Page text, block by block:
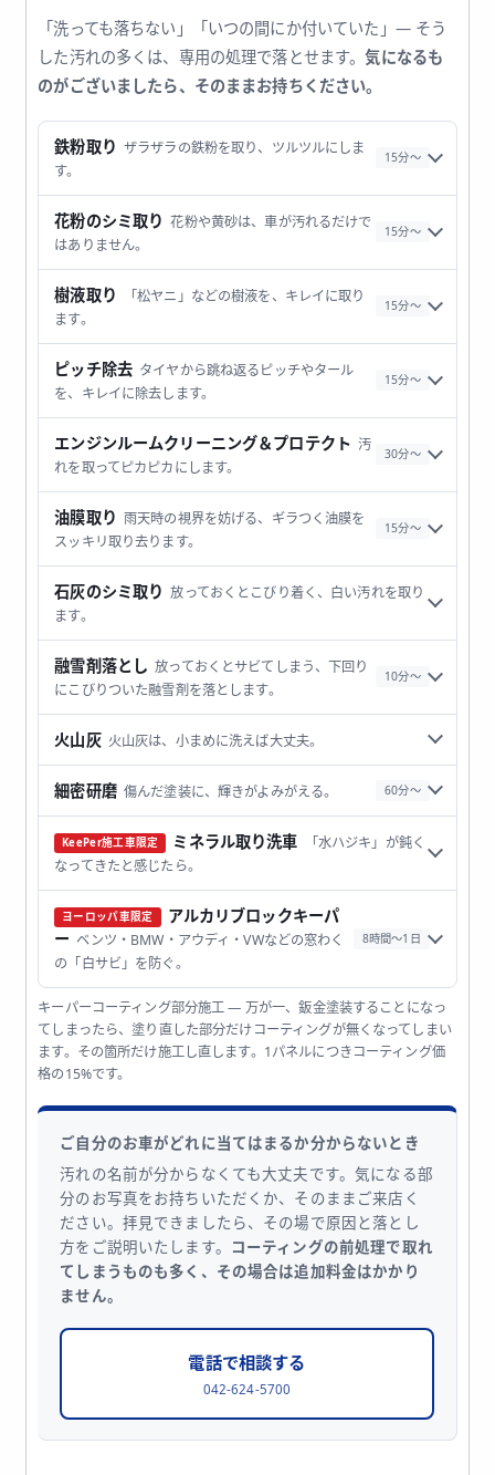
「洗っても落ちない」「いつの間にか付いていた」— そう
した汚れの多くは、専用の処理で落とせます。気になるも
のがございましたら、そのままお持ちください。
鉄粉取り ザラザラの鉄粉を取り、ツルツルにしま
す。
15分〜
花粉のシミ取り 花粉や黄砂は、車が汚れるだけで
はありません。
15分〜
樹液取り
「松ヤニ」などの樹液を、キレイに取り
ます。
15分〜
ピッチ除去 タイヤから跳ね返るピッチやタール
を、キレイに除去します。
15分〜
エンジンルームクリーニング＆プロテクト 汚
れを取ってピカピカにします。
30分〜
油膜取り 雨天時の視界を妨げる、ギラつく油膜を
スッキリ取り去ります。
15分〜
石灰のシミ取り 放っておくとこびり着く、白い汚れを取り
ます。
融雪剤落とし 放っておくとサビてしまう、下回り
にこびりついた融雪剤を落とします。
10分〜
火山灰 火山灰は、小まめに洗えば大丈夫。
細密研磨 傷んだ塗装に、輝きがよみがえる。 60分〜
KeePer施工車限定 ミネラル取り洗車
「水ハジキ」が鈍く
なってきたと感じたら。
ヨーロッパ車限定
アルカリブロックキーパ
ー ベンツ・BMW・アウディ・VWなどの窓わく
の「白サビ」を防ぐ。
8時間〜1日
キーパーコーティング部分施工— 万が一、鈑金塗装することになっ
てしまったら、塗り直した部分だけコーティングが無くなってしまい
ます。その箇所だけ施工し直します。1パネルにつきコーティング価
格の15%です。
ご自分のお車がどれに当てはまるか分からないとき
汚れの名前が分からなくても大丈夫です。気になる部
分のお写真をお持ちいただくか、そのままご来店く
ださい。拝見できましたら、その場で原因と落とし
方をご説明いたします。
コーティングの前処理で取れ
てしまうものも多く、その場合は追加料金はかかり
ません。
電話で相談する
042-624-5700